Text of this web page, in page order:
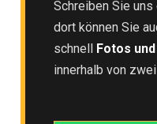
Schreiben Sie
dort können Sie
schnell Fotos
innerhalb von